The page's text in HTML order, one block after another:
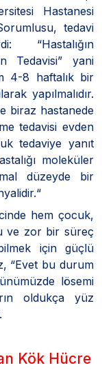
Hastanesi
tedavi
“Hastalığın
Tedavisi” yani
4-8 haftalık bir
yapılmalıdır.
biraz hastanede
tedavisi evden
tedaviye yanıt
moleküler
düzeyde bir
hem çocuk,
ve zor bir süreç
için güçlü
“Evet bu durum
lösemi
oldukça yüz
Kök Hücre